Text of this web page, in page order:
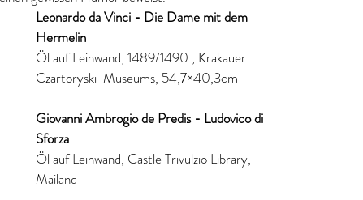
Leonardo da Vinci - Die Dame mit dem
Hermelin
Öl auf Leinwand, 1489/1490 , Krakauer
Czartoryski-Museums, 54,7×40,3cm
Giovanni Ambrogio de Predis - Ludovico di
Sforza
Öl auf Leinwand, Castle Trivulzio Library,
Mailand